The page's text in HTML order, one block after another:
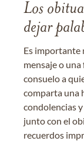
Los
dejar
Es importante
mensaje o
consuelo a
comparta una
condolencias
junto con el
recuerdos